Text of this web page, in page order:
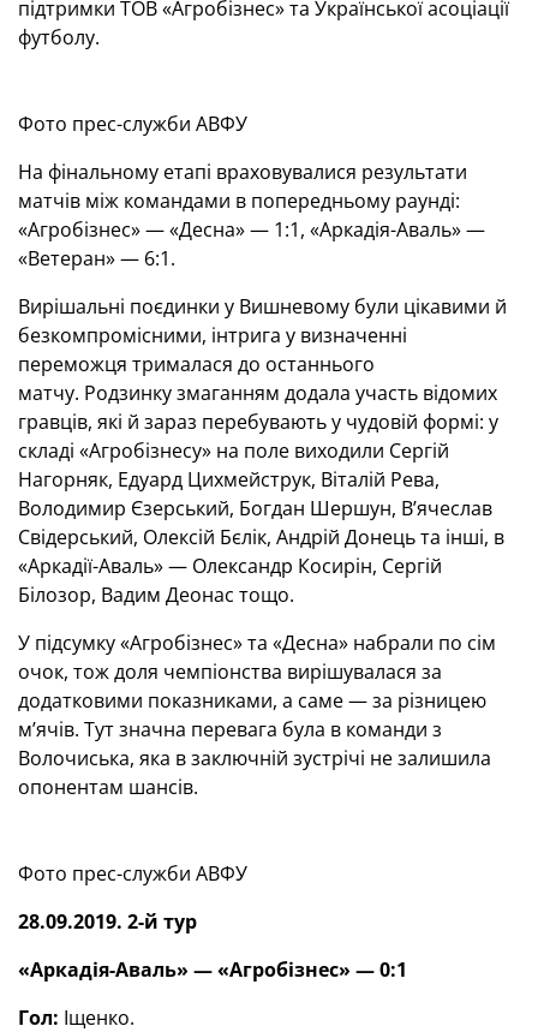
підтримки ТОВ «Агробізнес» та Української асоціації
футболу.
Фото прес-служби АВФУ
На фінальному етапі враховувалися результати
матчів між командами в попередньому раунді:
«Агробізнес» — «Десна» — 1:1, «Аркадія-Аваль» —
«Ветеран» — 6:1.
Вирішальні поєдинки у Вишневому були цікавими й
безкомпромісними, інтрига у визначенні
переможця трималася до останнього
матчу. Родзинку змаганням додала участь відомих
гравців, які й зараз перебувають у чудовій формі: у
складі «Агробізнесу» на поле виходили Сергій
Нагорняк, Едуард Цихмейструк, Віталій Рева,
Володимир Єзерський, Богдан Шершун, В’ячеслав
Свідерський, Олексій Бєлік, Андрій Донець та інші, в
«Аркадії-Аваль» — Олександр Косирін, Сергій
Білозор, Вадим Деонас тощо.
У підсумку «Агробізнес» та «Десна» набрали по сім
очок, тож доля чемпіонства вирішувалася за
додатковими показниками, а саме — за різницею
м’ячів. Тут значна перевага була в команди з
Волочиська, яка в заключній зустрічі не залишила
опонентам шансів.
Фото прес-служби АВФУ
28.09.2019. 2-й тур
«Аркадія-Аваль» — «Агробізнес» — 0:1
Гол: Іщенко.